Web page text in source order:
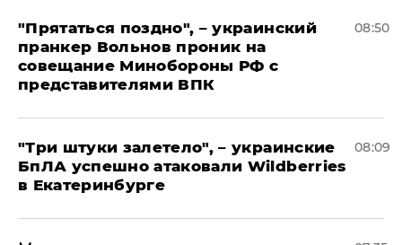
"Прятаться поздно", – украинский
пранкер Вольнов проник на
совещание Минобороны РФ с
представителями ВПК
08:50
"Три штуки залетело", – украинские
БпЛА успешно атаковали Wildberries
в Екатеринбурге
08:09